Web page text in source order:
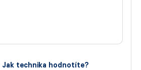
Jak technika hodnotíte?